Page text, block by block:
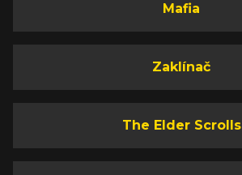
Mafia
Zaklínač
The Elder Scrolls